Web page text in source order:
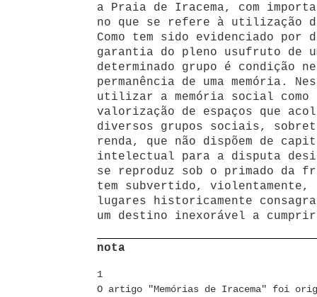
a Praia de Iracema, com
no que se refere à utilização
Como tem sido evidenciado por
garantia do pleno usufruto de
determinado grupo é condição
permanência de uma memória.
utilizar a memória social como
valorização de espaços que
diversos grupos sociais,
renda, que não dispõem de
intelectual para a disputa
se reproduz sob o primado da
tem subvertido,
lugares historicamente
um destino inexorável a
nota
1
O artigo "Memórias de Iracema" foi